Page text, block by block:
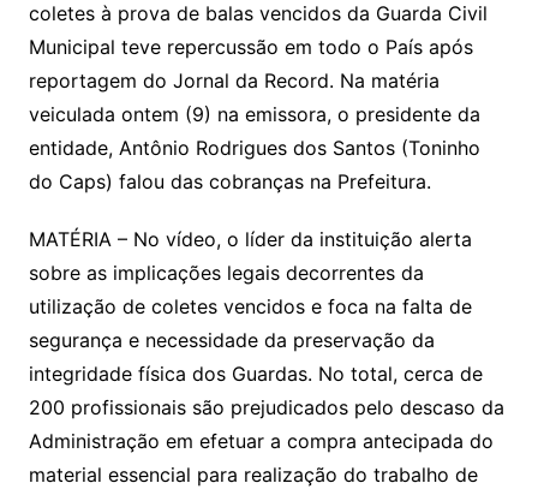
coletes à prova de balas vencidos da Guarda Civil
Municipal teve repercussão em todo o País após
reportagem do Jornal da Record. Na matéria
veiculada ontem (9) na emissora, o presidente da
entidade, Antônio Rodrigues dos Santos (Toninho
do Caps) falou das cobranças na Prefeitura.
MATÉRIA – No vídeo, o líder da instituição alerta
sobre as implicações legais decorrentes da
utilização de coletes vencidos e foca na falta de
segurança e necessidade da preservação da
integridade física dos Guardas. No total, cerca de
200 profissionais são prejudicados pelo descaso da
Administração em efetuar a compra antecipada do
material essencial para realização do trabalho de